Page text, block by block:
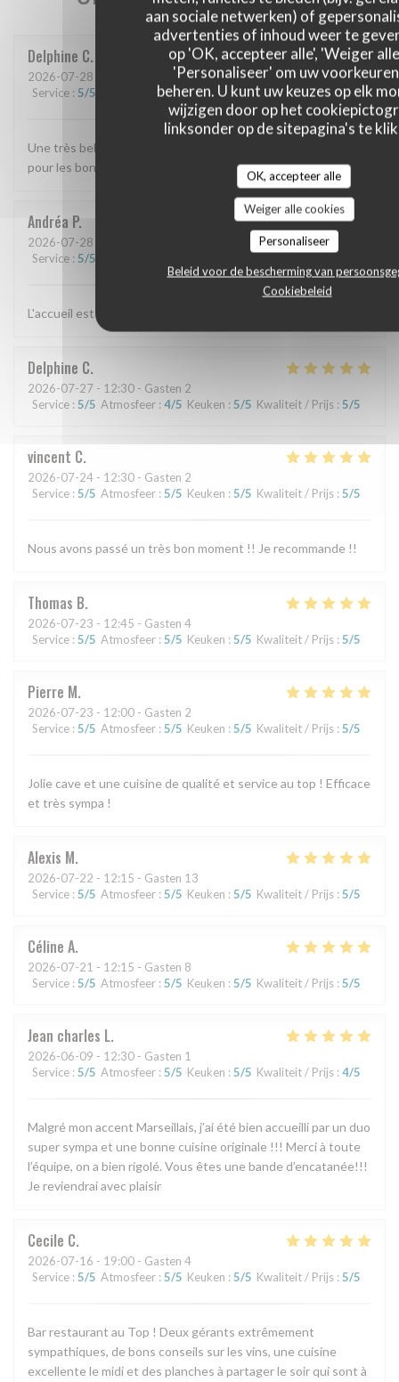
aan sociale netwerken) of
advertenties of inhoud weer te
op 'OK, accepteer alle', 'Weiger
'Personaliseer' om uw
beheren. U kunt uw keuzes op elk
wijzigen door op het
linksonder op de sitepagina's te
OK, accepteer alle
Weiger alle cookies
Personaliseer
Beleid voor de bescherming van
Cookiebeleid
Delphine C
2026-07-28 - 12:45 - Gasten 3
Service : 5/5 :5/5 Keuken: 5/5 Kwaliteit / Prijs : 5/5
Une très belle découverte On reviendra avec plaisir Merci
pour les bonnes adresses marseillaises 😊
Andréa P
2026-07-28
Service : 5/5
L'accueil est toujours chaleureux et les plats sont bons :)
Delphine C
2026-07-27 - 12:30 - Gasten 2
Service : 5/5 Atmosfeer : 4/5 Keuken : 5/5 Kwaliteit / Prijs : 5/5
vincent C
2026-07-24 - 12:30 - Gasten 2
Service : 5/5 Atmosfeer : 5/5 Keuken : 5/5 Kwaliteit / Prijs : 5/5
Nous avons passé un très bon moment !! Je recommande !!
Thomas B
2026-07-23 - 12:45 - Gasten 4
Service : 5/5 Atmosfeer : 5/5 Keuken : 5/5 Kwaliteit / Prijs : 5/5
Pierre M
2026-07-23 - 12:00 - Gasten 2
Service : 5/5 Atmosfeer : 5/5 Keuken : 5/5 Kwaliteit / Prijs : 5/5
Jolie cave et une cuisine de qualité et service au top ! Efficace
et très sympa !
Alexis M
2026-07-22 - 12:15 - Gasten 13
Service : 5/5 Atmosfeer : 5/5 Keuken : 5/5 Kwaliteit / Prijs : 5/5
Céline A
2026-07-21 - 12:15 - Gasten 8
Service : 5/5 Atmosfeer : 5/5 Keuken : 5/5 Kwaliteit / Prijs : 5/5
Jean charles L
2026-06-09 - 12:30 - Gasten 1
Service : 5/5 Atmosfeer : 5/5 Keuken : 5/5 Kwaliteit / Prijs : 4/5
Malgré mon accent Marseillais, j’ai été bien accueilli par un duo
super sympa et une bonne cuisine originale !!! Merci à toute
l’équipe, on a bien rigolé. Vous êtes une bande d’encatanée!!!
Je reviendrai avec plaisir
Cecile C
2026-07-16 - 19:00 - Gasten 4
Service : 5/5 Atmosfeer : 5/5 Keuken : 5/5 Kwaliteit / Prijs : 5/5
Bar restaurant au Top ! Deux gérants extrêmement
sympathiques, de bons conseils sur les vins, une cuisine
excellente le midi et des planches à partager le soir qui sont à